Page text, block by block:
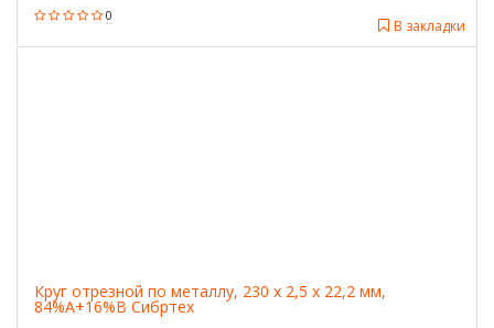
0
В закладки
Круг отрезной по металлу, 230 х 2,5 х 22,2 мм,
84%A+16%B Сибртех